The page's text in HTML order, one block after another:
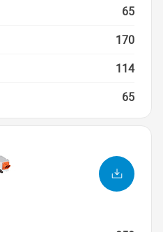
65
170
114
65